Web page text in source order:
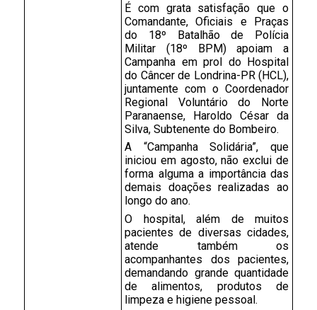
É com grata satisfação que o
Comandante, Oficiais e Praças
do 18º Batalhão de Polícia
Militar (18º BPM) apoiam a
Campanha em prol do Hospital
do Câncer de Londrina-PR (HCL),
juntamente com o Coordenador
Regional Voluntário do Norte
Paranaense, Haroldo César da
Silva, Subtenente do Bombeiro.
A “Campanha Solidária”, que
iniciou em agosto, não exclui de
forma alguma a importância das
demais doações realizadas ao
longo do ano.
O hospital, além de muitos
pacientes de diversas cidades,
atende também os
acompanhantes dos pacientes,
demandando grande quantidade
de alimentos, produtos de
limpeza e higiene pessoal.